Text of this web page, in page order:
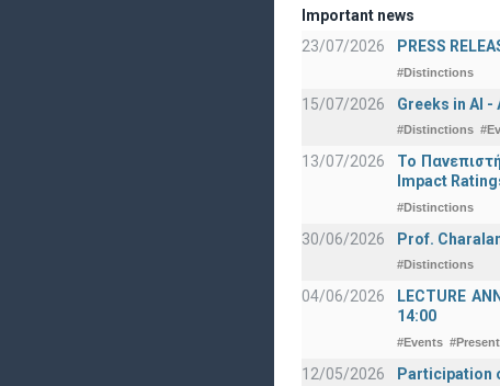
Important news
23/07/2026
PRESS
#Distinctions
15/07/2026 Greeks in AI -
#Distinctions
13/07/2026
Το
Impact
#Distinctions
30/06/2026 Prof.
#Distinctions
04/06/2026
LECTURE
14:00
#Events
12/05/2026 Participation